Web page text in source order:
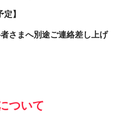
】
さまへ別途ご連絡差し上げ
ついて